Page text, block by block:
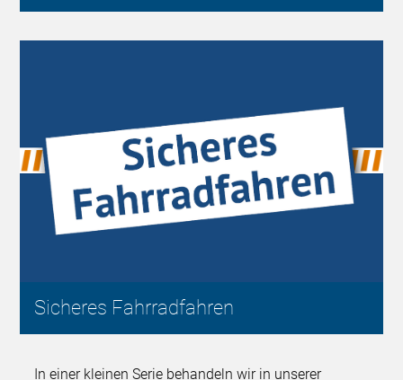
Sicheres Fahrradfahren
In einer kleinen Serie behandeln wir in unserer